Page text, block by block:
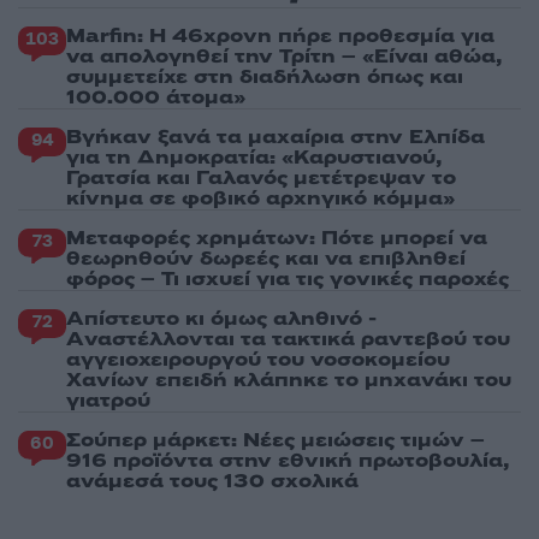
103 Marfin: Η 46χρονη πήρε προθεσμία για
να απολογηθεί την Τρίτη – «Είναι αθώα,
συμμετείχε στη διαδήλωση όπως και
100.000 άτομα»
94 Βγήκαν ξανά τα μαχαίρια στην Ελπίδα
για τη Δημοκρατία: «Καρυστιανού,
Γρατσία και Γαλανός μετέτρεψαν το
κίνημα σε φοβικό αρχηγικό κόμμα»
73 Μεταφορές χρημάτων: Πότε μπορεί να
θεωρηθούν δωρεές και να επιβληθεί
φόρος – Τι ισχυεί για τις γονικές παροχές
72 Απίστευτο κι όμως αληθινό -
Aναστέλλονται τα τακτικά ραντεβού του
αγγειοχειρουργού του νοσοκομείου
Χανίων επειδή κλάπηκε το μηχανάκι του
γιατρού
60 Σούπερ μάρκετ: Νέες μειώσεις τιμών –
916 προϊόντα στην εθνική πρωτοβουλία,
ανάμεσά τους 130 σχολικά